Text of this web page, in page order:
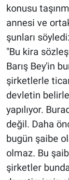
konusu
annesi ve
şunları söyledi:
"Bu kira
Barış Bey'in
şirketlerle
devletin
yapılıyor.
değil. Daha
bugün şaibe
olmaz. Bu
şirketler